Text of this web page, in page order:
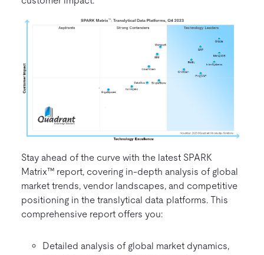
Stay ahead of the curve with the latest SPARK
Matrix™ report, covering in-depth analysis of global
market trends, vendor landscapes, and competitive
positioning in the translytical data platforms. This
comprehensive report offers you:
Detailed analysis of global market dynamics,